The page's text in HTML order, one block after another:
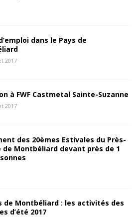
dans le Pays de
2017
à FWF Castmetal Sainte-Suzanne
2017
des 20èmes Estivales du Près-
de Montbéliard devant près de 1
de Montbéliard : les activités des
d’été 2017